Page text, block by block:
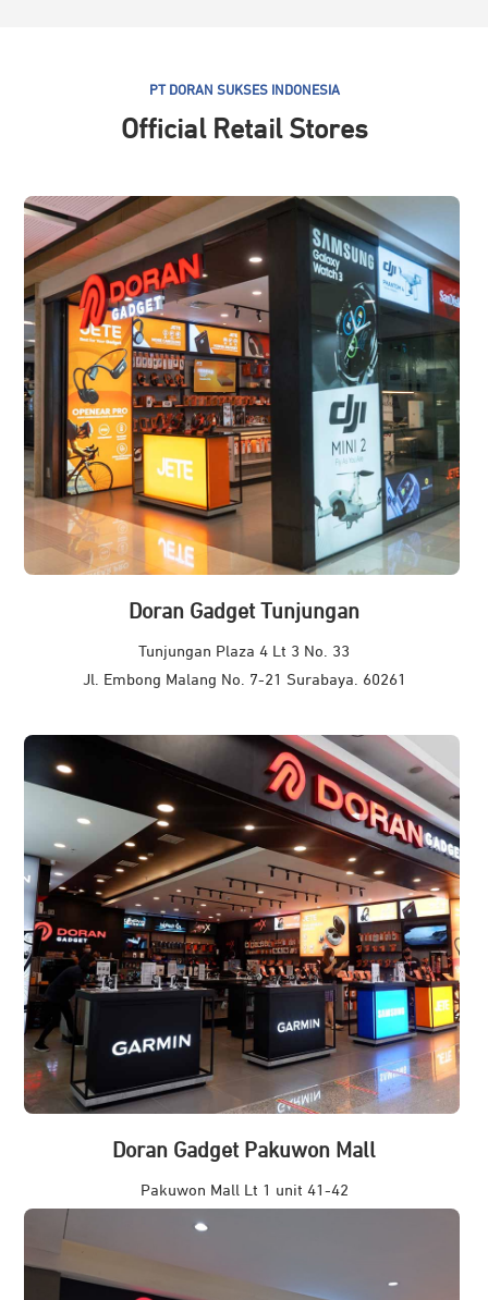
PT DORAN SUKSES INDONESIA
Official Retail Stores
Doran Gadget Tunjungan
Tunjungan Plaza 4 Lt 3 No. 33
Jl. Embong Malang No. 7-21 Surabaya. 60261
Doran Gadget Pakuwon Mall
Pakuwon Mall Lt 1 unit 41-42
Jl. Mayjen Yono Suwoyo No. 2, Surabaya. 60227